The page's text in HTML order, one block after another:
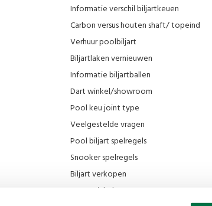
Informatie verschil biljartkeuen
Carbon versus houten shaft/ topeind
Verhuur poolbiljart
Biljartlaken vernieuwen
Informatie biljartballen
Dart winkel/showroom
Pool keu joint type
Veelgestelde vragen
Pool biljart spelregels
Snooker spelregels
Biljart verkopen
Onze winkel